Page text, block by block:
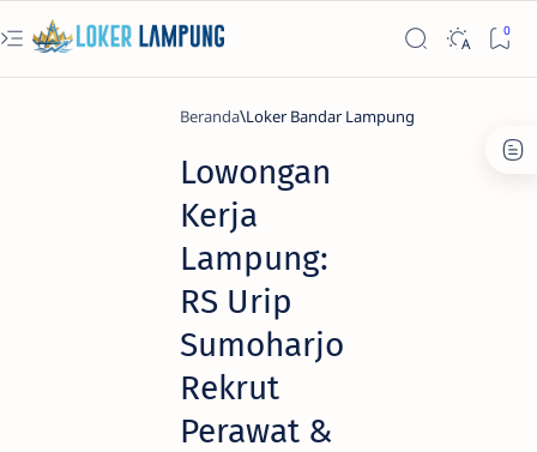
Beranda Loker Bandar Lampung
Lowongan
Kerja
Lampung:
RS Urip
Sumoharjo
Rekrut
Perawat &